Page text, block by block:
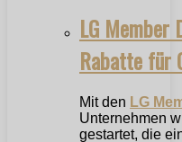
LG Member
Rabatte für
Mit den LG
Unternehmen
gestartet, die